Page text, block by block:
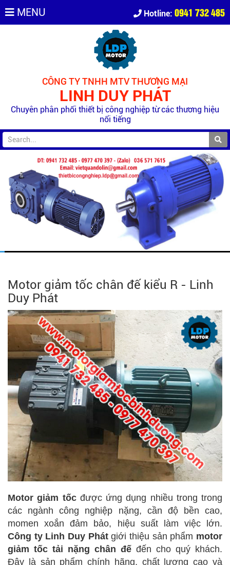
MENU Hotline: 0941 732 485
CÔNG TY TNHH MTV THƯƠNG MẠI
LINH DUY PHÁT
Chuyên phân phối thiết bị công nghiệp từ các thương hiệu
nổi tiếng
Motor giảm tốc chân đế kiểu R - Linh
Duy Phát
Motor giảm tốcđược ứng dụng nhiều trong trong
các ngành công nghiệp nặng, cần độ bền cao,
momen xoắn đảm bảo, hiệu suất làm việc lớn.
Công ty Linh Duy Phátgiới thiệu sản phẩm motor
giảm tốc tải nặng chân đế đến cho quý khách.
Đây là sản phẩm chính hãng, chất lượng cao và